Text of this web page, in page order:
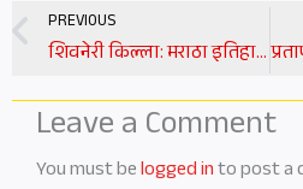
Prev
PREVIOUS
शिवनेरी किल्ला: मराठा इतिहासाचा अभिमान | shivneri fort information in marathi
Leave a Comment
You must belogged into post a